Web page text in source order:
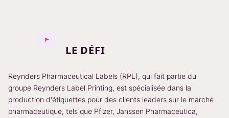
LE DÉFI
Reynders Pharmaceutical Labels (RPL), qui fait partie du
groupe Reynders Label Printing, est spécialisée dans la
production d'étiquettes pour des clients leaders sur le marché
pharmaceutique, tels que Pfizer, Janssen Pharmaceutica,